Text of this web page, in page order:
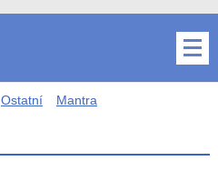
Ostatní Mantra